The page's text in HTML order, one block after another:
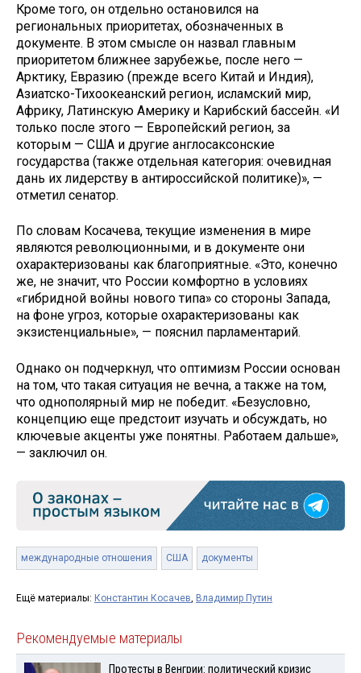
Кроме того, он отдельно остановился на
региональных приоритетах, обозначенных в
документе. В этом смысле он назвал главным
приоритетом ближнее зарубежье, после него —
Арктику, Евразию (прежде всего Китай и Индия),
Азиатско-Тихоокеанский регион, исламский мир,
Африку, Латинскую Америку и Карибский бассейн. «И
только после этого — Европейский регион, за
которым — США и другие англосаксонские
государства (также отдельная категория: очевидная
дань их лидерству в антироссийской политике)», —
отметил сенатор.
По словам Косачева, текущие изменения в мире
являются революционными, и в документе они
охарактеризованы как благоприятные. «Это, конечно
же, не значит, что России комфортно в условиях
«гибридной войны нового типа» со стороны Запада,
на фоне угроз, которые охарактеризованы как
экзистенциальные», — пояснил парламентарий.
Однако он подчеркнул, что оптимизм России основан
на том, что такая ситуация не вечна, а также на том,
что однополярный мир не победит. «Безусловно,
концепцию еще предстоит изучать и обсуждать, но
ключевые акценты уже понятны. Работаем дальше»,
— заключил он.
международные отношения США документы
Ещё материалы: Константин Косачев, Владимир Путин
Рекомендуемые материалы
Протесты в Венгрии: политический кризис